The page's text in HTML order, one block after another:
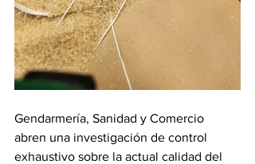
Gendarmería, Sanidad y Comercio
abren una investigación de control
exhaustivo sobre la actual calidad del